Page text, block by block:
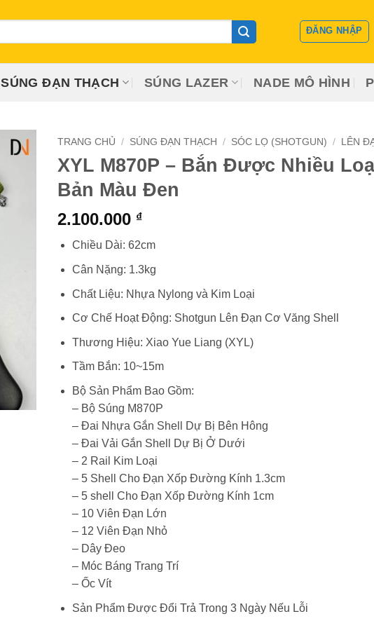
ĐĂNG NHẬP
SÚNG ĐẠN THẠCH SÚNG LAZER NADE MÔ HÌNH
TRANG CHỦ / SÚNG ĐẠN THẠCH / SÓC LỌ (SHOTGUN) / LÊN
XYL M870P – Bắn Được Nhiều
Bản Màu Đen
2.100.000 ₫
Chiều Dài: 62cm
Cân Nặng: 1.3kg
Chất Liệu: Nhựa Nylong và Kim Loại
Cơ Chế Hoạt Động: Shotgun Lên Đạn Cơ Văng Shell
Thương Hiệu: Xiao Yue Liang (XYL)
Tầm Bắn: 10~15m
Bộ Sản Phẩm Bao Gồm:
– Bộ Súng M870P
– Đai Nhựa Gắn Shell Dự Bị Bên Hông
– Đai Vải Gắn Shell Dự Bị Ở Dưới
– 2 Rail Kim Loại
– 5 Shell Cho Đạn Xốp Đường Kính 1.3cm
– 5 shell Cho Đạn Xốp Đường Kính 1cm
– 10 Viên Đạn Lớn
– 12 Viên Đạn Nhỏ
– Dây Đeo
– Móc Báng Trang Trí
– Ốc Vít
Sản Phẩm Được Đổi Trả Trong 3 Ngày Nếu Lỗi